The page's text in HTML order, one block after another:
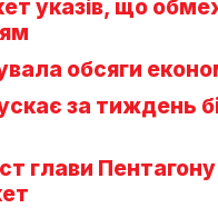
указів, що
обсяги
за тиждень
глави